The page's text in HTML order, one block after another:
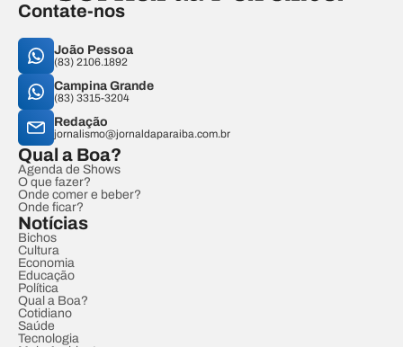
Contate-nos
João Pessoa
(83) 2106.1892
Campina Grande
(83) 3315-3204
Redação
jornalismo@jornaldaparaiba.com.br
Qual a Boa?
Agenda de Shows
O que fazer?
Onde comer e beber?
Onde ficar?
Notícias
Bichos
Cultura
Economia
Educação
Política
Qual a Boa?
Cotidiano
Saúde
Tecnologia